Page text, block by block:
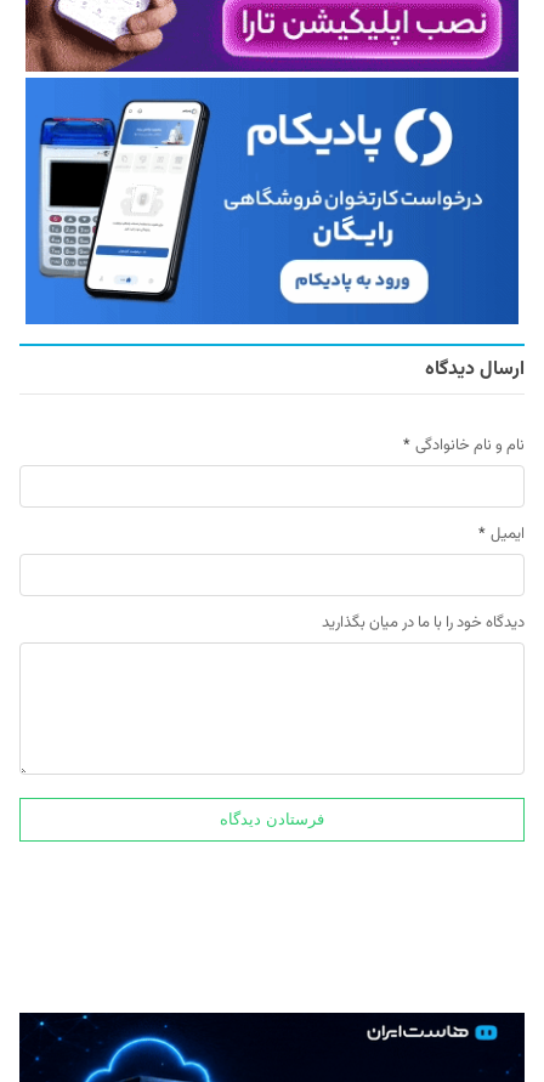
ارسال دیدگاه
نام و نام خانوادگی *
ایمیل *
دیدگاه خود را با ما در میان بگذارید